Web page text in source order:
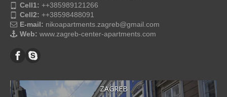
Cell1: ++385989121266
Cell2: ++38598488091
E-mail: nikoapartments.zagreb@gmail.com
Web: www.zagreb-center-apartments.com
ZAGREB